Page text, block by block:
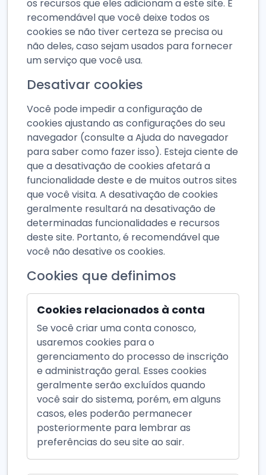
os recursos que eles adicionam a este site. É
recomendável que você deixe todos os
cookies se não tiver certeza se precisa ou
não deles, caso sejam usados para fornecer
um serviço que você usa.
Desativar cookies
Você pode impedir a configuração de
cookies ajustando as configurações do seu
navegador (consulte a Ajuda do navegador
para saber como fazer isso). Esteja ciente de
que a desativação de cookies afetará a
funcionalidade deste e de muitos outros sites
que você visita. A desativação de cookies
geralmente resultará na desativação de
determinadas funcionalidades e recursos
deste site. Portanto, é recomendável que
você não desative os cookies.
Cookies que definimos
Cookies relacionados à conta
Se você criar uma conta conosco,
usaremos cookies para o
gerenciamento do processo de inscrição
e administração geral. Esses cookies
geralmente serão excluídos quando
você sair do sistema, porém, em alguns
casos, eles poderão permanecer
posteriormente para lembrar as
preferências do seu site ao sair.